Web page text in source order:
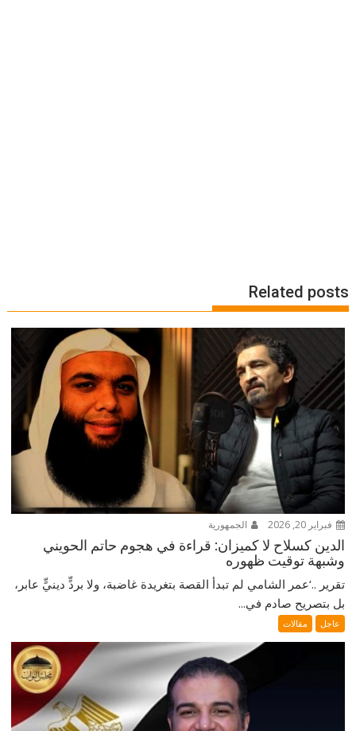
Related posts
فبراير 20, 2026 الجمهورية
الدين كسلاح لا كميزان: قراءة في هجوم حاتم الحويني
وشبهة توقيت ظهوره
تقرير ..‘عمر الشامي لم تبدأ القصة بتغريدة غاضبة، ولا بردٍّ دينيٍّ عابر،
بل بتصريح صادم في...
عاجل مقالات